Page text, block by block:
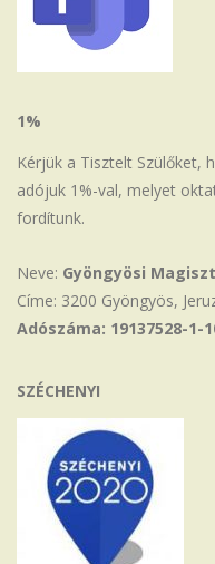
1%
Kérjük a Tisztelt Szülőket,
adójuk 1%-val, melyet
fordítunk.
Neve: Gyöngyösi
Címe: 3200 Gyöngyös,
Adószáma: 19137528-1-
SZÉCHENYI